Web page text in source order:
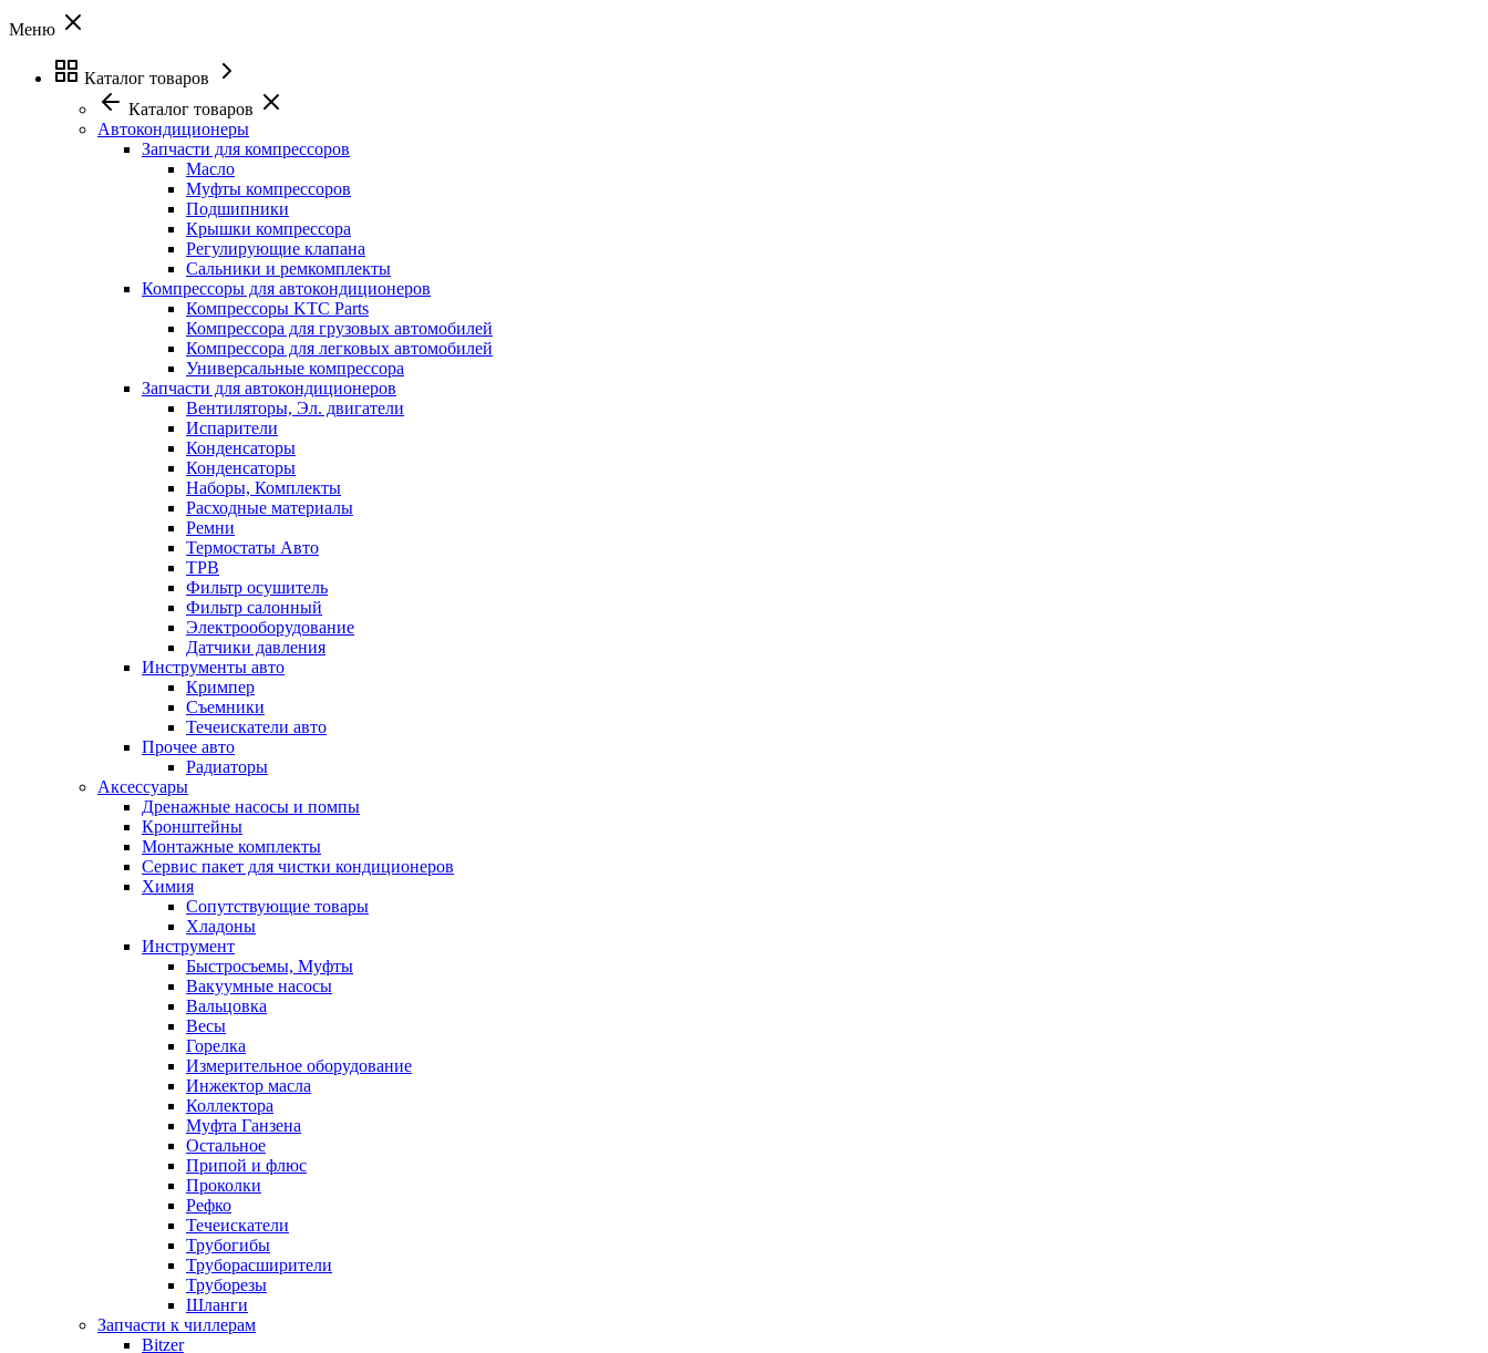
Меню
Каталог товаров
Каталог товаров
Автокондиционеры
Запчасти для компрессоров
Масло
Муфты компрессоров
Подшипники
Крышки компрессора
Регулирующие клапана
Сальники и ремкомплекты
Компрессоры для автокондиционеров
Компрессоры KTC Parts
Компрессора для грузовых автомобилей
Компрессора для легковых автомобилей
Универсальные компрессора
Запчасти для автокондиционеров
Вентиляторы, Эл. двигатели
Испарители
Конденсаторы
Конденсаторы
Наборы, Комплекты
Расходные материалы
Ремни
Термостаты Авто
ТРВ
Фильтр осушитель
Фильтр салонный
Электрооборудование
Датчики давления
Инструменты авто
Кримпер
Съемники
Течеискатели авто
Прочее авто
Радиаторы
Аксессуары
Дренажные насосы и помпы
Кронштейны
Монтажные комплекты
Сервис пакет для чистки кондиционеров
Химия
Сопутствующие товары
Хладоны
Инструмент
Быстросъемы, Муфты
Вакуумные насосы
Вальцовка
Весы
Горелка
Измерительное оборудование
Инжектор масла
Коллектора
Муфта Ганзена
Остальное
Припой и флюс
Проколки
Рефко
Течеискатели
Трубогибы
Труборасширители
Труборезы
Шланги
Запчасти к чиллерам
Bitzer